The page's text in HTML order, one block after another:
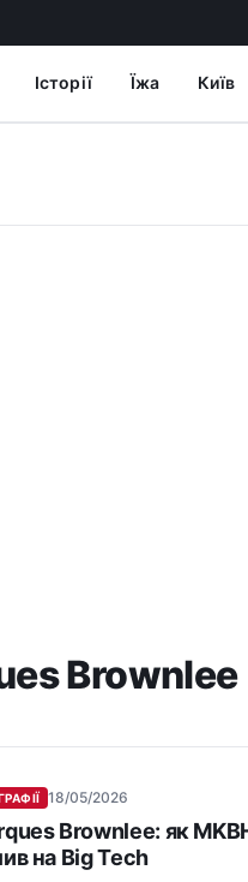
Історії Їжа Київ
Brownlee
18/05/2026
Brownlee: як
на Big Tech